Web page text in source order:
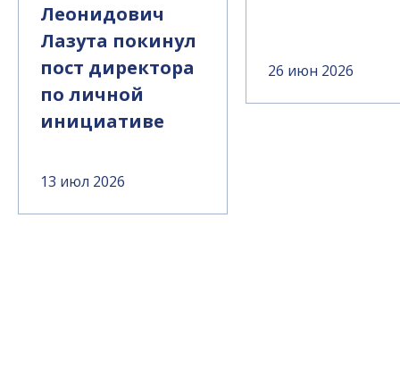
Леонидович
Лазута покинул
пост директора
по личной
инициативе
13 июл 2026
26 июн 2026